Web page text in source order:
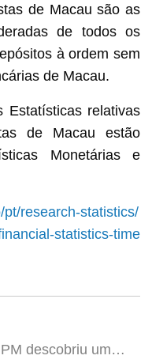
de Macau são as
de todos os
à ordem sem
de Macau.
Estatísticas relativas
de Macau estão
Monetárias e
research-statistics/
statistics-time
descobriu um